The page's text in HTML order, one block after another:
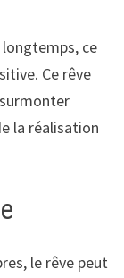
ce
Ce rêve
la réalisation
le rêve peut